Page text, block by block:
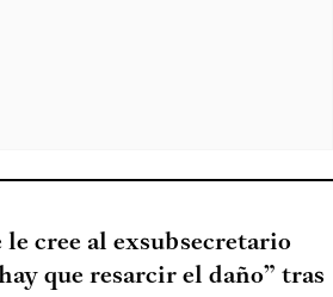
cree al exsubsecretario
que resarcir el daño” tras